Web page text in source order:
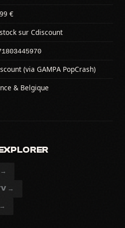
€
sur Cdiscount
(via GAMPA PopCrash)
& Belgique
→
→